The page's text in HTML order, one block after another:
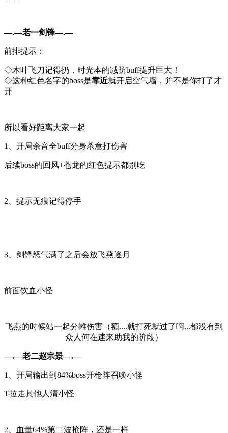
—.—老一剑锋—.—
前排提示：
◇木叶飞刀记得扔，时光本的减防buff提升巨大！
◇这种红色名字的boss是靠近就开启空气墙，并不是你打了才
开
所以看好距离大家一起
1、开局余音全buff分身杀意打伤害
后续boss的回风+苍龙的红色提示都别吃
2、提示无痕记得停手
3、剑锋怒气满了之后会放飞燕逐月
前面饮血小怪
飞燕的时候站一起分摊伤害 （额....就打死就过了啊...都没有到
众人何在速来助我的阶段）
—.—老二赵宗景—.—
1、开局输出到84%boss开枪阵召唤小怪
T拉走其他人清小怪
2、血量64%第二波抢阵，还是一样